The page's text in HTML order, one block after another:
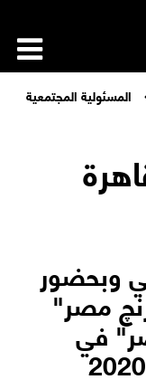
المسئولية المجتمعية
وبحضور
"اورنچ مصر"
في